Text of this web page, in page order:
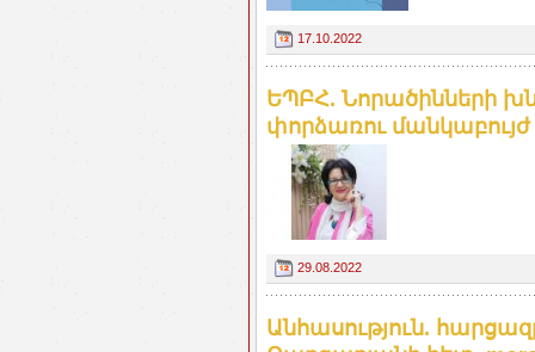
17.10.2022
ԵՊԲՀ. Նորածինների
փորձառու
29.08.2022
Անհասություն.